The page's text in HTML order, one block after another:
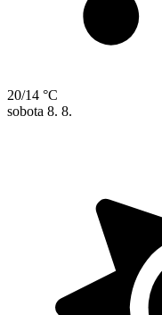
20/14 °C
sobota 8. 8.